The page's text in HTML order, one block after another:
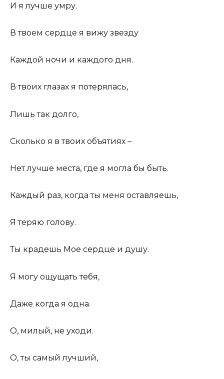
И я лучше умру.
В твоем сердце я вижу звезду
Каждой ночи и каждого дня.
В твоих глазах я потерялась,
Лишь так долго,
Сколько я в твоих объятиях –
Нет лучше места, где я могла бы быть.
Каждый раз, когда ты меня оставляешь,
Я теряю голову.
Ты крадешь Мое сердце и душу.
Я могу ощущать тебя,
Даже когда я одна.
О, милый, не уходи.
О, ты самый лучший,